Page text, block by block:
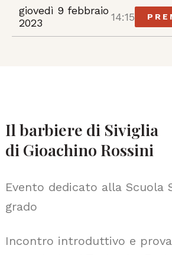
giovedì 9 febbraio
2023
14:15
Il barbiere di Siviglia
di Gioachino Rossini
Evento dedicato alla Scuola
grado
Incontro introduttivo e